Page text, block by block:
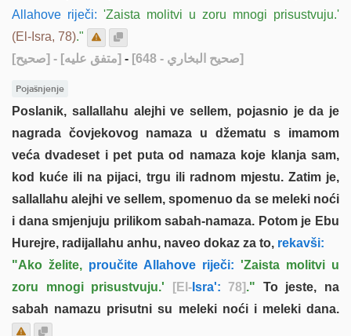
Allahove riječi: 'Zaista molitvi u zoru mnogi prisustvuju.'
(El-Isra, 78)."
[صحيح]
- [متفق عليه] - [صحيح البخاري - 648]
Pojašnjenje
Poslanik, sallallahu alejhi ve sellem, pojasnio je da je
nagrada čovjekovog namaza u džematu s imamom
veća dvadeset i pet puta od namaza koje klanja sam,
kod kuće ili na pijaci, trgu ili radnom mjestu. Zatim je,
sallallahu alejhi ve sellem, spomenuo da se meleki noći
i dana smjenjuju prilikom sabah-namaza. Potom je Ebu
Hurejre, radijallahu anhu, naveo dokaz za to, rekavši:
"Ako želite, proučite Allahove riječi: 'Zaista molitvi u
zoru mnogi prisustvuju.'
[El-Isra': 78]." To jeste, na
sabah namazu prisutni su meleki noći i meleki dana.